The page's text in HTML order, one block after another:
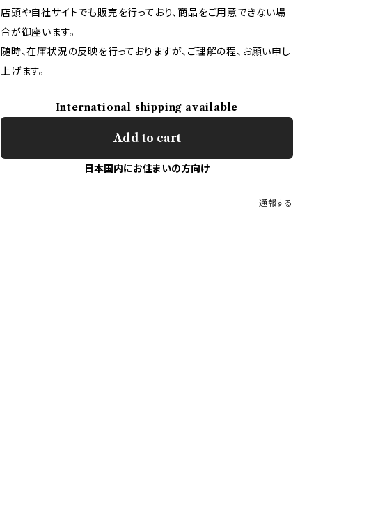
店頭や自社サイトでも販売を行っており、商品をご用意できない場
合が御座います。
随時、在庫状況の反映を行っておりますが、ご理解の程、お願い申し
上げます。
International shipping available
Add to cart
日本国内にお住まいの方向け
通報する